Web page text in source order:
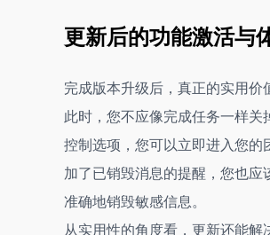
更新后的功能激活与
完成版本升级后，真正的实用
此时，您不应像完成任务一样关
控制选项，您可以立即进入您的
加了已销毁消息的提醒，您也
准确地销毁敏感信息。
从实用性的角度看，更新还能